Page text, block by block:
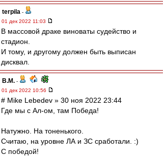
terpila -
01 дек 2022 11:03
В массовой драке виноваты судейство и
стадион.
И тому, и другому должен быть выписан
дисквал.
В.М. -
01 дек 2022 10:56
# Mike Lebedev » 30 ноя 2022 23:44
Где мы с Ал-ом, там Победа!
Натужно. На тоненького.
Считаю, на уровне ЛА и ЗС сработали. :)
С победой!